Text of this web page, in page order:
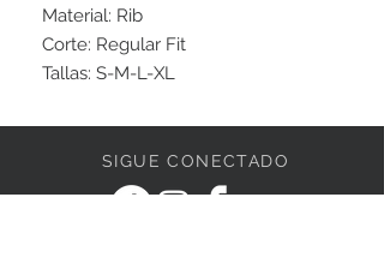
Material: Rib
Corte: Regular Fit
Tallas: S-M-L-XL
SIGUE CONECTADO